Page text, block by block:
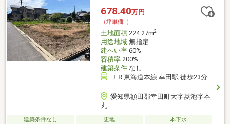
678.40万円
（坪単価:-）
土地面積224.27m2
用途地域無指定
建ぺい率60%
容積率200%
建築条件なし
ＪＲ東海道本線 幸田駅 徒歩23分
愛知県額田郡幸田町大字菱池字本
丸
建築条件なし 更地
本下水